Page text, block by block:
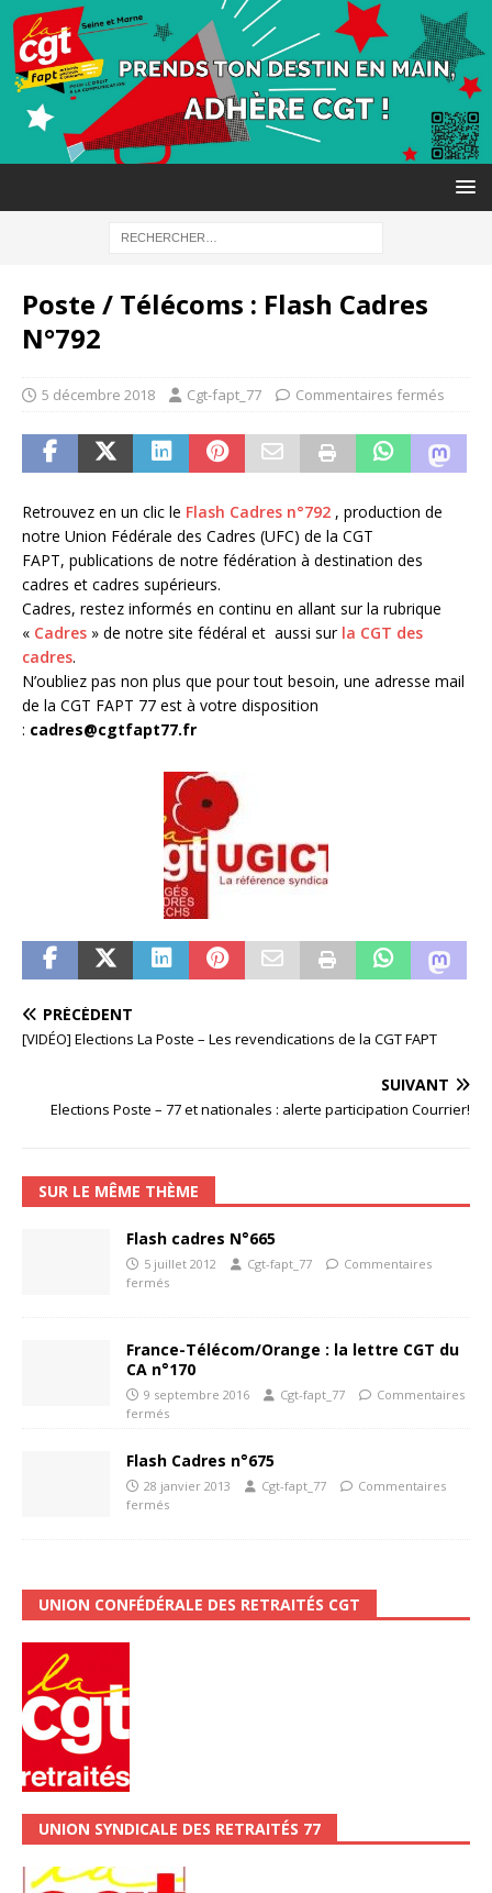
Poste / Télécoms : Flash Cadres
N°792
5 décembre 2018 Cgt-fapt_77 Commentaires fermés
Retrouvez en un clic le Flash Cadres n°792 , production de
notre Union Fédérale des Cadres (UFC) de la CGT
FAPT, publications de notre fédération à destination des
cadres et cadres supérieurs.
Cadres, restez informés en continu en allant sur la rubrique
« Cadres » de notre site fédéral et aussi sur la CGT des
cadres.
N’oubliez pas non plus que pour tout besoin, une adresse mail
de la CGT FAPT 77 est à votre disposition
: cadres@cgtfapt77.fr
PRÉCÉDENT
[VIDÉO] Elections La Poste – Les revendications de la CGT FAPT
SUIVANT
Elections Poste – 77 et nationales : alerte participation Courrier!
SUR LE MÊME THÈME
Flash cadres N°665
5 juillet 2012 Cgt-fapt_77
Commentaires
fermés
France-Télécom/Orange : la lettre CGT du
CA n°170
9 septembre 2016 Cgt-fapt_77
Commentaires
fermés
Flash Cadres n°675
28 janvier 2013 Cgt-fapt_77
Commentaires
fermés
UNION CONFÉDÉRALE DES RETRAITÉS CGT
UNION SYNDICALE DES RETRAITÉS 77